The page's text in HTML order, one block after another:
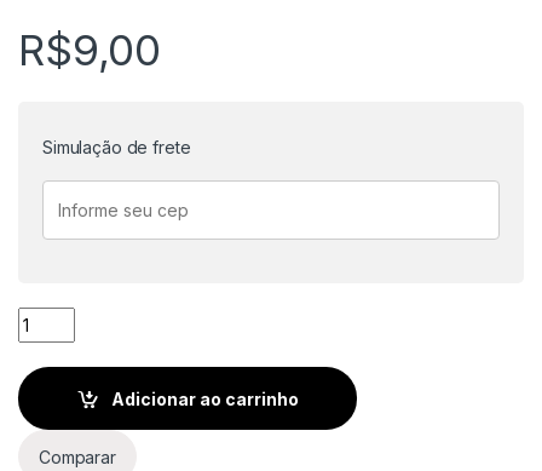
R$9,00
Simulação de frete
CHAVE PHILIPS ISOLADA 3/16X6POL. (5X150MM) -
Adicionar ao carrinho
Comparar